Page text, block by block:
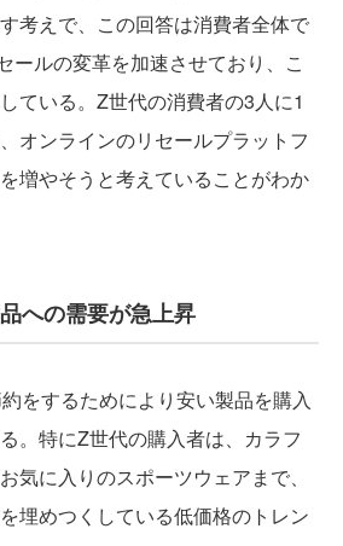
考えで、この回答は消費者全体で
ールの変革を加速させており、こ
ている。Z世代の消費者の3人に1
オンラインのリセールプラットフ
増やそうと考えていることがわか
への需要が急上昇
をするためにより安い製品を購入
。特にZ世代の購入者は、カラフ
気に入りのスポーツウェアまで、
埋めつくしている低価格のトレン